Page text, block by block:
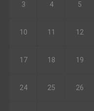
3 4 5
10 11 12
17 18 19
24 25 26